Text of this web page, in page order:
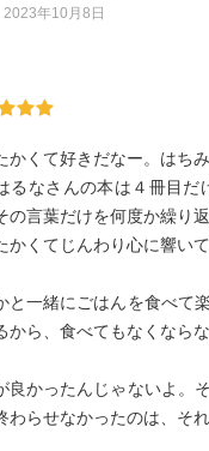
れてる』と、『碧の乾い
子なの？』と問われて『
されてる子か何かかと思
人に『食べてますけど、
なた自身が、あなたを大
うふうに扱ってもいいん
事の前に、ひと匙ずつ舐
日より良くなるから』と
になる』という三十歳に
』という今の暮らしを思
いう話をすると同時に『
、手伝おうかなと思って
2023年10月8日
かくて好きだなー。はち
るなさんの本は４冊目だ
の言葉だけを何度か繰り
かくてじんわり心に響いて
と一緒にごはんを食べて
から、食べてもなくならな
良かったんじゃないよ。
わらせなかったのは、そ